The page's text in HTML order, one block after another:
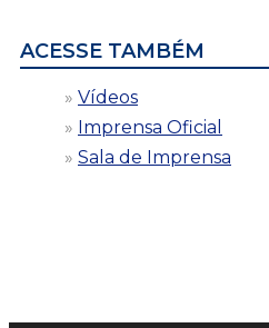
ACESSE TAMBÉM
Vídeos
Imprensa Oficial
Sala de Imprensa